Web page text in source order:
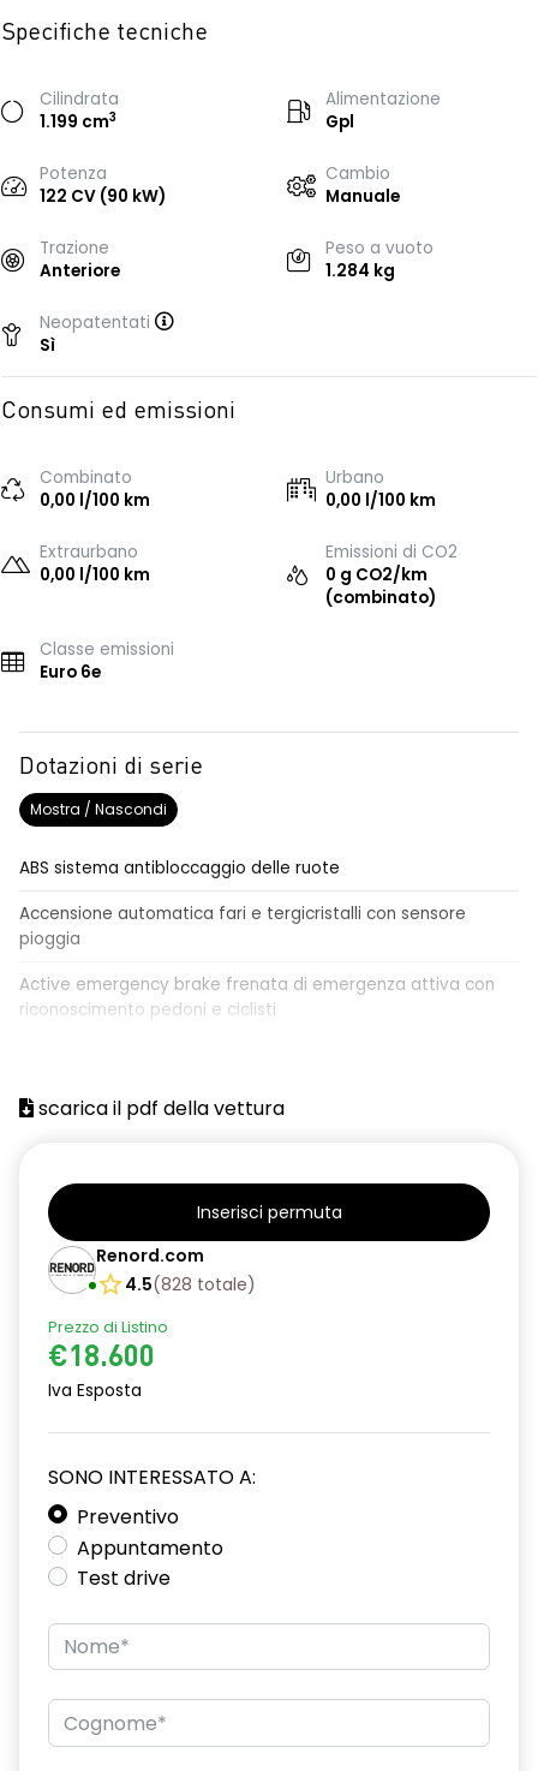
Specifiche tecniche
Cilindrata
1.199 cm3
Alimentazione
Gpl
Potenza
122 CV (90 kW)
Cambio
Manuale
Trazione
Anteriore
Peso a vuoto
1.284 kg
Neopatentati
Sì
Consumi ed emissioni
Combinato
0,00 l/100 km
Urbano
0,00 l/100 km
Extraurbano
0,00 l/100 km
Emissioni di CO2
0 g CO2/km
(combinato)
Classe emissioni
Euro 6e
Dotazioni di serie
Mostra / Nascondi
ABS sistema antibloccaggio delle ruote
Accensione automatica fari e tergicristalli con sensore
pioggia
Active emergency brake frenata di emergenza attiva con
riconoscimento pedoni e ciclisti
Airbag laterali a tendina anteriori e posteriori
Alzacristalli elettrici posteriori
Barre tetto modulari nere
Bracciolo anteriore con vano portaoggetti
Cerchi da 16''
Cruise Control
Design cerchi in lega TAMIA neri con coprimozzo in rame
Distance warning avviso distanza di sicurezza
Eco Mode
Emergency call soggetto alla disponibilità di rete
compatibile 2G/3G o 4G/5G in base al veicolo
scarica il pdf della vettura
Inserisci permuta
Renord.com
4.5(828 totale)
Prezzo di Listino
€18.600
Iva Esposta
SONO INTERESSATO A:
Preventivo
Appuntamento
Test drive